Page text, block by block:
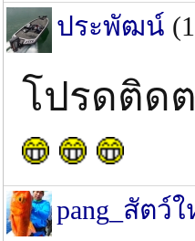
ประพัฒน์
โปรดติด
pang_สัตว์